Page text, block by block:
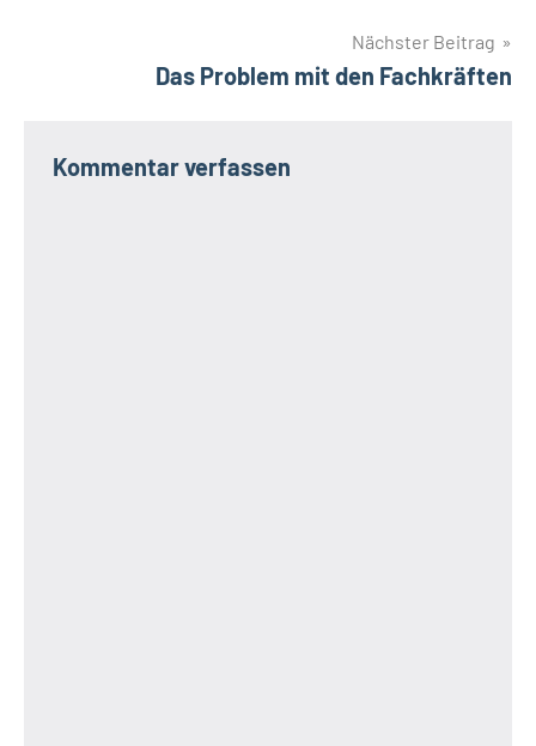
Nächster Beitrag
Das Problem mit den Fachkräften
Kommentar verfassen